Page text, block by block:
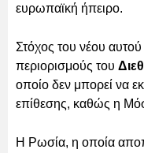
ευρωπαϊκή ήπειρο.
Στόχος του νέου αυτού
περιορισμούς του
οποίο δεν μπορεί να
επίθεσης, καθώς η
Η Ρωσία, η οποία